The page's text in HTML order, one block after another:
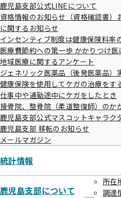
鹿児島支部公式LINEについて
資格情報のお知らせ（資格確認書
に関するお知らせ
インセンティブ制度は健康保険料率
医療費節約への第一歩 かかりつけ医
地域医療に関するアンケート
ジェネリック医薬品（後発医薬品）
健康保険を使用してケガの治療をす
仕事中や通勤途中にケガをしたとき
接骨院、整骨院（柔道整復師）のか
鹿児島支部公式マスコットキャラク
鹿児島支部 移転のお知らせ
メールマガジン
統計情報
鹿児島支部について
所在
調達
過去のお知らせ一覧
令和08年07月
令和08年06月
令和08年05月
令和08年01月
令和07年12月